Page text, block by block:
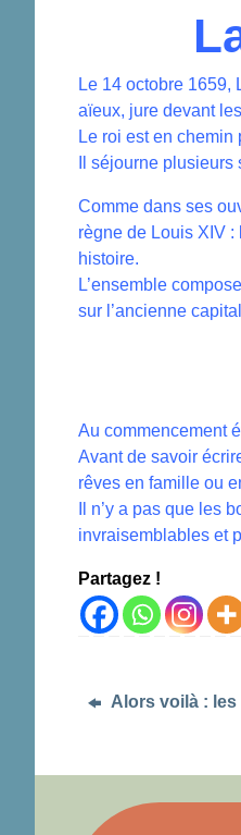
Le 14 octobre 1659,
aïeux, jure devant
Le roi est en chemin
Il séjourne
Comme dans ses
règne de Louis XIV :
histoire.
L’ensemble
sur l’ancienne
Au commencement
Avant de savoir
rêves en famille ou
Il n’y a pas que les
invraisemblables et
Partagez !
Alors voilà :